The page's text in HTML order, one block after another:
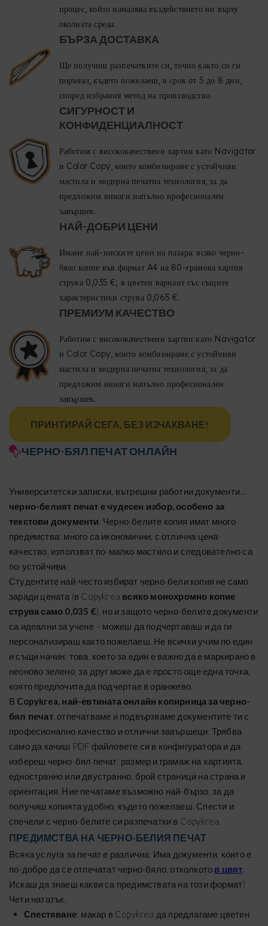
процес, който намалява въздействието ни върху
околната среда.
БЪРЗА ДОСТАВКА
Ще получиш разпечатките си, точно както си ги
поръчал, където пожелаеш, в срок от 5 до 8 дни,
според избрания метод на производство.
СИГУРНОСТ И
КОНФИДЕНЦИАЛНОСТ
Работим с висококачествени хартии като Navigator
и Color Copy, които комбинираме с устойчиви
мастила и модерна печатна технология, за да
предложим винаги напълно професионален
завършек.
НАЙ-ДОБРИ ЦЕНИ
Имаме най-ниските цени на пазара: всяко черно-
бяло копие във формат A4 на 80-грамова хартия
струва 0,035 €; в цветен вариант със същите
характеристики струва 0,065 €.
ПРЕМИУМ КАЧЕСТВО
Работим с висококачествени хартии като Navigator
и Color Copy, които комбинираме с устойчиви
мастила и модерна печатна технология, за да
предложим винаги напълно професионален
завършек.
ПРИНТИРАЙ СЕГА, БЕЗ ИЗЧАКВАНЕ!
ЧЕРНО-БЯЛ ПЕЧАТ ОНЛАЙН
Университетски записки, вътрешни работни документи…
черно-белият печат е чудесен избор, особено за
текстови документи. Черно-белите копия имат много
предимства: много са икономични, с отлична цена-
качество, използват по-малко мастило и следователно са
по-устойчиви.
Студентите най-често избират черно-бели копия не само
заради цената (в Copykrea всяко монохромно копие
струва само 0,035 €), но и защото черно-белите документи
са идеални за учене – можеш да подчертаваш и да ги
персонализираш както пожелаеш. Не всички учим по един
и същи начин: това, което за един е важно да е маркирано в
неоново зелено, за друг може да е просто още една точка,
която предпочита да подчертае в оранжево.
В Copykrea, най-евтината онлайн копирница за черно-
бял печат, отпечатваме и подвързваме документите ти с
професионално качество и отлични завършеци. Трябва
само да качиш PDF файловете си в конфигуратора и да
избереш черно-бял печат, размер и грамаж на хартията,
едностранно или двустранно, брой страници на страна и
ориентация. Ние печатаме възможно най-бързо, за да
получиш копията удобно, където пожелаеш. Спести и
спечели с черно-белите си разпечатки в Copykrea.
ПРЕДИМСТВА НА ЧЕРНО-БЕЛИЯ ПЕЧАТ
Всяка услуга за печат е различна. Има документи, които е
по-добре да се отпечатат черно-бяло, отколкото в цвят.
Искаш да знаеш какви са предимствата на този формат?
Чети нататък.
Спестяване: макар в Copykrea да предлагаме цветен